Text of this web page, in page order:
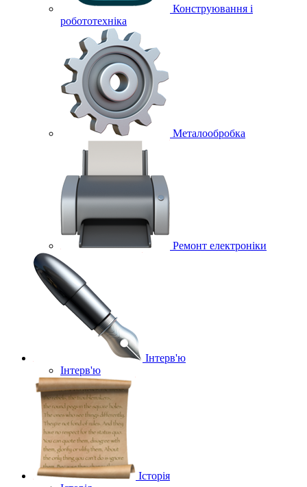
Конструювання і
робототехніка
Металообробка
Ремонт електроніки
Інтерв'ю
Інтерв'ю
Історія